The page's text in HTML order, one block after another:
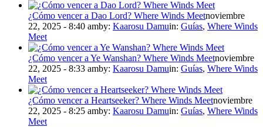
¿Cómo vencer a Dao Lord? Where Winds Meetnoviembre
22, 2025 - 8:40 amby: Kaarosu Damuin: Guías, Where Winds
Meet
¿Cómo vencer a Ye Wanshan? Where Winds Meetnoviembre
22, 2025 - 8:33 amby: Kaarosu Damuin: Guías, Where Winds
Meet
¿Cómo vencer a Heartseeker? Where Winds Meetnoviembre
22, 2025 - 8:25 amby: Kaarosu Damuin: Guías, Where Winds
Meet